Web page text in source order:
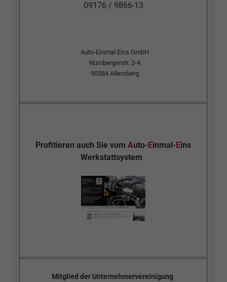
09176 / 9866-13
Auto-Einmal-Eins GmbH
Nürnbergerstr. 2-4
90584 Allersberg
Profitieren auch Sie vomAuto- Einmal- Eins
Werkstattsystem
Mitglied der Unternehmervereinigung